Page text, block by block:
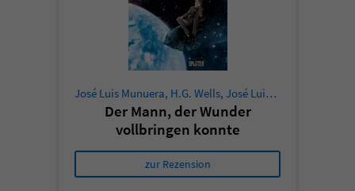
José Luis Munuera, H.G. Wells, José Luis Munuera
Der Mann, der Wunder
vollbringen konnte
zur Rezension